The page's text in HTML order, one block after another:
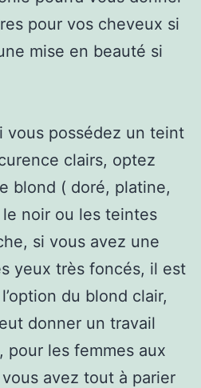
pour vos cheveux si
mise en beauté si
vous possédez un teint
clairs, optez
blond ( doré, platine,
noir ou les teintes
si vous avez une
yeux très foncés, il est
du blond clair,
donner un travail
les femmes aux
avez tout à parier